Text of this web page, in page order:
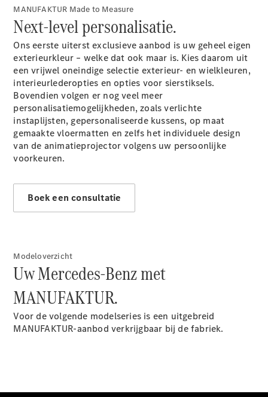
Break
C-Klasse
Break All-
Terrain
E-Klasse
Break
E-Klasse
Break All-
Terrain
Configurator
Mercedes-
Benz Online
Alle
Hatchbacks
A-Klasse
Hatchback
B-Klasse
MANUFAKTUR Made to Measure
Next-level personalisatie.
Ons eerste uiterst exclusieve aanbod is uw geheel eigen
exterieurkleur – welke dat ook maar is. Kies daarom uit
een vrijwel oneindige selectie exterieur- en wielkleuren,
interieurlederopties en opties voor sierstiksels.
Bovendien volgen er nog veel meer
personalisatiemogelijkheden, zoals verlichte
instaplijsten, gepersonaliseerde kussens, op maat
gemaakte vloermatten en zelfs het individuele design
van de animatieprojector volgens uw persoonlijke
voorkeuren.
Boek een consultatie
Modeloverzicht
Uw Mercedes-Benz met
MANUFAKTUR.
Voor de volgende modelseries is een uitgebreid
MANUFAKTUR-aanbod verkrijgbaar bij de fabriek.